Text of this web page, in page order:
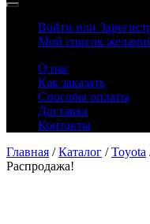
Войти или
Мой список
О нас
Как заказать
Способы оплаты
Доставка
Контакты
Главная /Каталог /Toyota
Распродажа!